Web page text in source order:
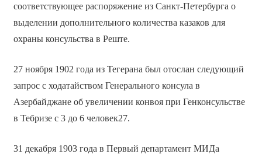
соответствующее распоряжение из Санкт-Петербурга о
выделении дополнительного количества казаков для
охраны консульства в Реште.
27 ноября 1902 года из Тегерана был отослан следующий
запрос с ходатайством Генерального консула в
Азербайджане об увеличении конвоя при Генконсульстве
в Тебризе с 3 до 6 человек27.
31 декабря 1903 года в Первый департамент МИДа